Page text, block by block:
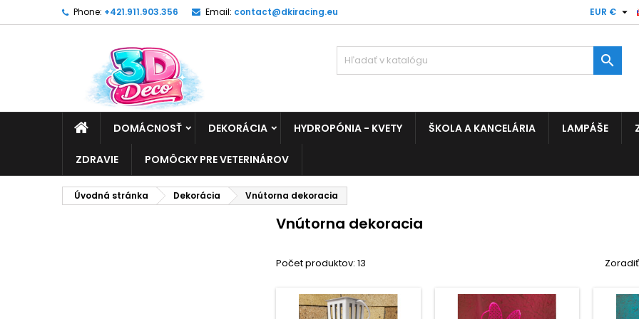
Phone: +421.911.903.356 Email: contact@dkiracing.eu EUR € 

DOMÁCNOSŤ DEKORÁCIA HYDROPÓNIA - KVETY ŠKOLA A KANCELÁRIA LAMPÁŠE
ZDRAVIE POMÔCKY PRE VETERINÁROV
Úvodná stránka Dekorácia Vnútorna dekoracia
Vnútorna dekoracia
Počet produktov: 13